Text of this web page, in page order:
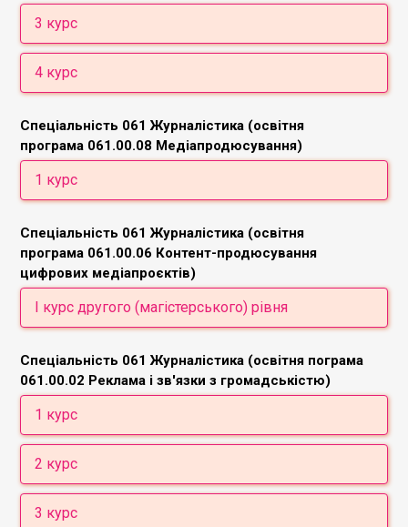
Теорія соціальних комунікацій
Семіотика медіа-тексту
Іноземна мова за професійним спрямуванням
Редагування та стилістика
Філософські студії (Філософія/Логіка)
Економіка видавничого продукту
Правові основи видавничої діяльності
Книжкові видання
Основи економічних знань
3 курс
Теорія та практика бестселера
4 курс
Електронні видання
Видавничий бізнес
Спеціальність 061 Журналістика (освітня
програма 061.00.08 Медіапродюсування)
1 курс
Масова комунікація та інфомація
Медіаіндустрія та медіабезпека
Глобальні медіавиклики
Основи професійної комунікації
Технології створення медіатексту
Спеціальність 061 Журналістика (освітня
програма 061.00.06 Контент-продюсування
цифрових медіапроєктів)
І курс другого (магістерського) рівня
Дослідження у цифрових медіакомунікаціях
Управління цифровими медіапроєктами
Медіаправо та журналістська етика
Психологія медіапросьюмерів
Спеціальність 061 Журналістика (освітня пограма
061.00.02 Реклама і зв'язки з громадськістю)
1 курс
1 семестр
Українські студії
Історія реклами та PR
2 курс
1 семестр
3 курс